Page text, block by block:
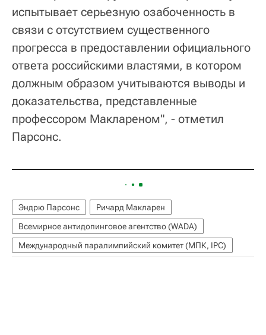
испытывает серьезную озабоченность в
связи с отсутствием существенного
прогресса в предоставлении официального
ответа российскими властями, в котором
должным образом учитываются выводы и
доказательства, представленные
профессором Маклареном", - отметил
Парсонс.
Эндрю Парсонс
Ричард Макларен
Всемирное антидопинговое агентство (WADA)
Международный паралимпийский комитет (МПК, IPC)